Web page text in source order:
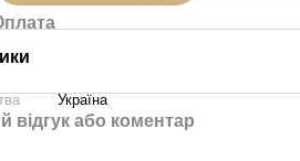
Україна
відгук або коментар